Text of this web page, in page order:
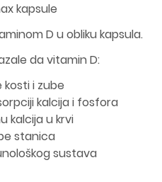
kapsule
D u obliku kapsula.
da vitamin D:
i zube
kalcija i fosfora
kalcija u krvi
stanica
sustava